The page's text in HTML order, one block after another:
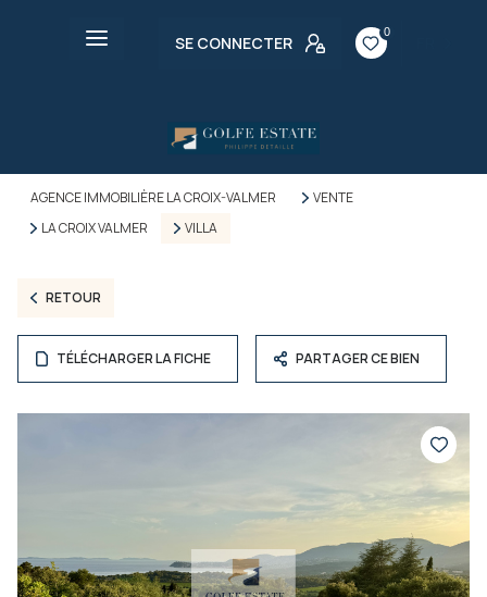
SE CONNECTER
0
AGENCE IMMOBILIÈRE LA CROIX-VALMER
VENTE
LA CROIX VALMER
VILLA
RETOUR
TÉLÉCHARGER LA FICHE PARTAGER CE BIEN